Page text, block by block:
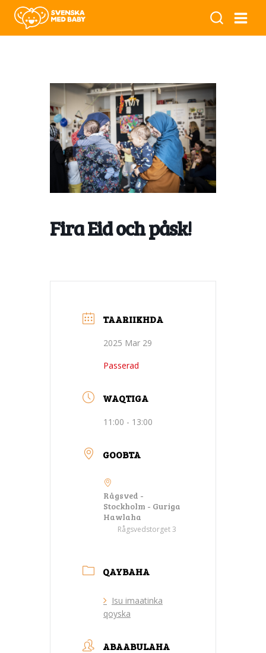
Fira Eid och påsk!
TAARIIKHDA
2025 Mar 29
Passerad
WAQTIGA
11:00 - 13:00
GOOBTA
Rågsved -
Stockholm - Guriga
Hawlaha
Rågsvedstorget 3
QAYBAHA
Isu imaatinka
qoyska
ABAABULAHA